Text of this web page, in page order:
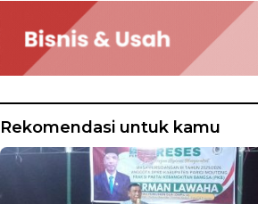
Rekomendasi untuk kamu